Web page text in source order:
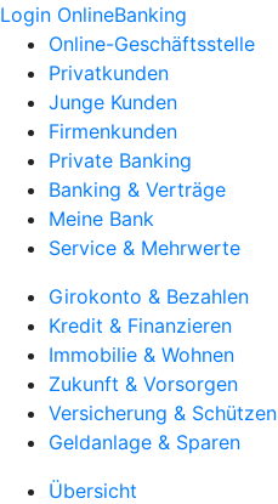
Login OnlineBanking
Online-Geschäftsstelle
Privatkunden
Junge Kunden
Firmenkunden
Private Banking
Banking & Verträge
Meine Bank
Service & Mehrwerte
Girokonto & Bezahlen
Kredit & Finanzieren
Immobilie & Wohnen
Zukunft & Vorsorgen
Versicherung & Schützen
Geldanlage & Sparen
Übersicht